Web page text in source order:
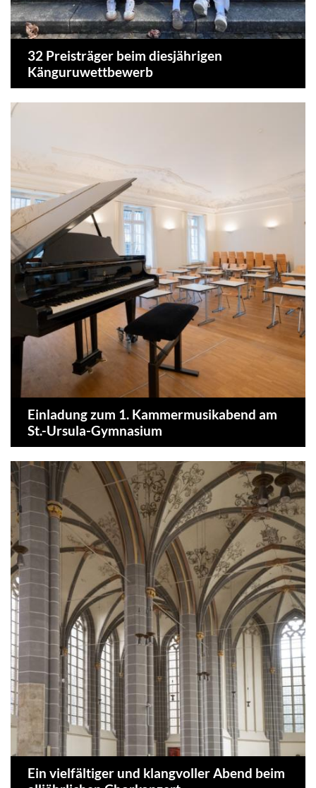
32 Preisträger beim diesjährigen
Känguruwettbewerb
Einladung zum 1. Kammermusikabend am
St.-Ursula-Gymnasium
Ein vielfältiger und klangvoller Abend beim